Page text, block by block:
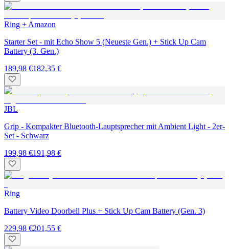
Ring + Amazon
Starter Set - mit Echo Show 5 (Neueste Gen.) + Stick Up Cam
Battery (3. Gen.)
189,98 €182,35 €
JBL
Grip - Kompakter Bluetooth-Lauptsprecher mit Ambient Light - 2er-
Set - Schwarz
199,98 €191,98 €
Ring
Battery Video Doorbell Plus + Stick Up Cam Battery (Gen. 3)
229,98 €201,55 €